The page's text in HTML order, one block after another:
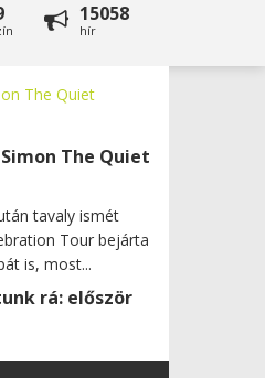
15058
hír
The Quiet
tavaly ismét
Tour bejárta
is, most...
rá: először